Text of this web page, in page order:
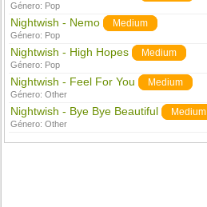
Género: Pop
Nightwish - Nemo Medium
Género: Pop
Nightwish - High Hopes Medium
Género: Pop
Nightwish - Feel For You Medium
Género:Other
Nightwish - Bye Bye Beautiful Medium
Género:Other